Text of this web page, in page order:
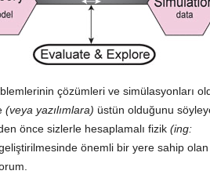
çözümleri ve simülasyonları
(veya yazılımlara) üstün olduğunu
önce sizlerle hesaplamalı fizik (ing:
önemli bir yere sahip olan